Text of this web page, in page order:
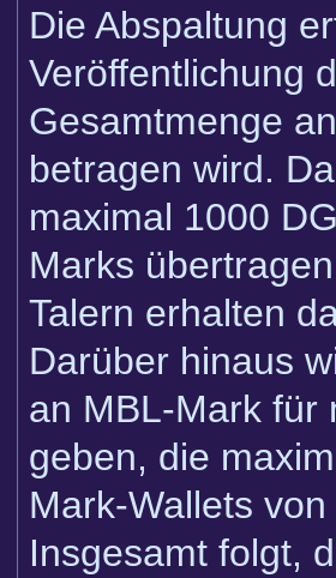
Die Abspaltung
Veröffentlichung
Gesamtmenge
betragen wird.
maximal 1000
Marks
Talern erhalten
Darüber hinaus
an MBL-Mark für
geben, die
Mark-Wallets
Insgesamt folgt,